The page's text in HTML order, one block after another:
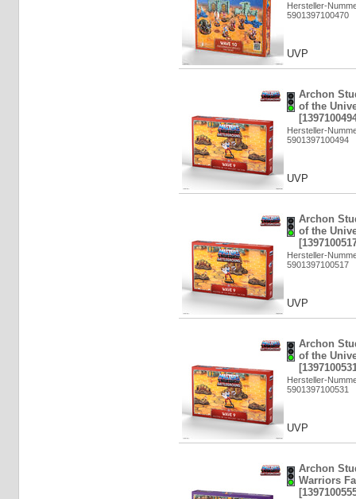
Hersteller-
5901397100470
UVP
Archon
of the
Hersteller-
5901397100494
UVP
Archon
of the
Hersteller-
5901397100517
UVP
Archon
of the
Hersteller-
5901397100531
UVP
Archon
Warriors